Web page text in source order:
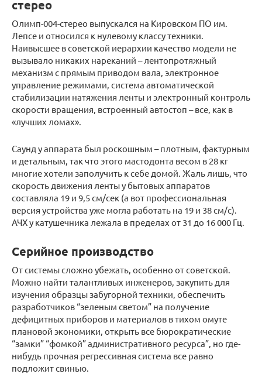
стерео
Олимп-004-стерео выпускался на Кировском ПО им.
Лепсе и относился к нулевому классу техники.
Наивысшее в советской иерархии качество модели не
вызывало никаких нареканий – лентопротяжный
механизм с прямым приводом вала, электронное
управление режимами, система автоматической
стабилизации натяжения ленты и электронный контроль
скорости вращения, встроенный автостоп – все, как в
«лучших ломах».
Саунд у аппарата был роскошным – плотным, фактурным
и детальным, так что этого мастодонта весом в 28 кг
многие хотели заполучить к себе домой. Жаль лишь, что
скорость движения ленты у бытовых аппаратов
составляла 19 и 9,5 см/сек (а вот профессиональная
версия устройства уже могла работать на 19 и 38 см/с).
АЧХ у катушечника лежала в пределах от 31 до 16 000 Гц.
Серийное производство
От системы сложно убежать, особенно от советской.
Можно найти талантливых инженеров, закупить для
изучения образцы забугорной техники, обеспечить
разработчиков “зеленым светом” на получение
дефицитных приборов и материалов в тихом омуте
плановой экономики, открыть все бюрократические
“замки” “фомкой” административного ресурса”, но где-
нибудь прочная регрессивная система все равно
подложит свинью.